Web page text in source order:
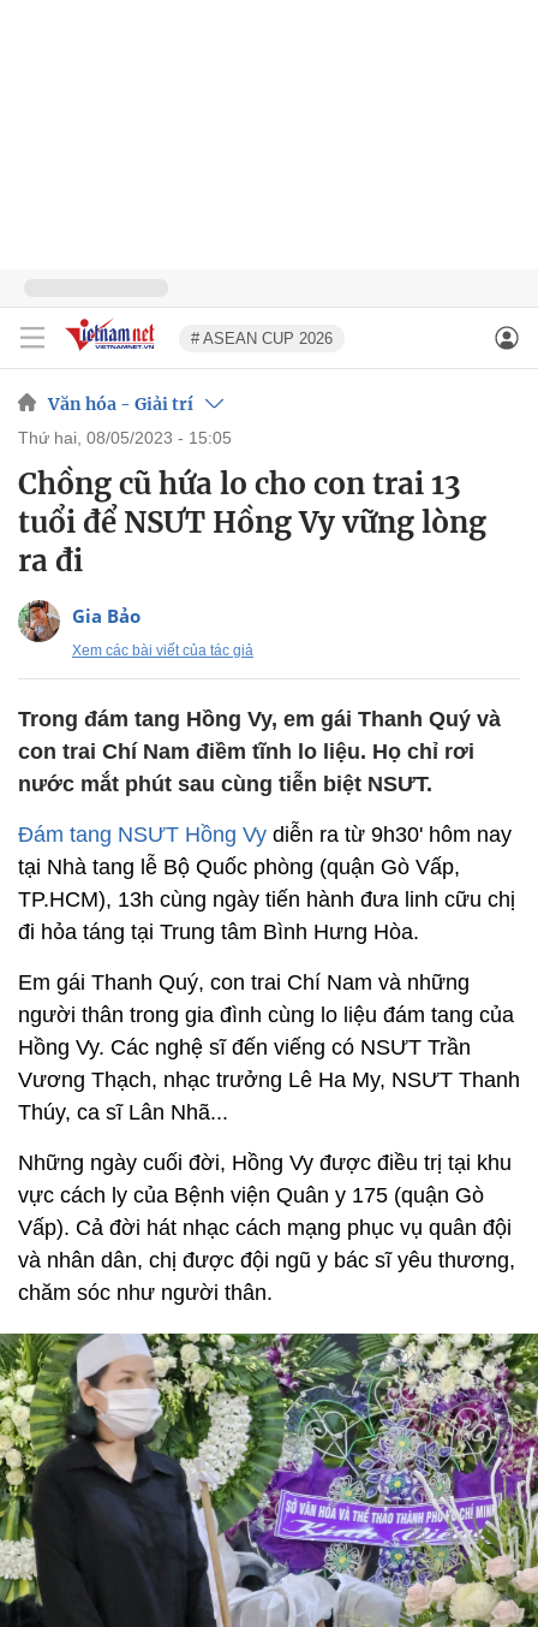
# ASEAN CUP 2026
Văn hóa - Giải trí
thứ hai, 08/05/2023 - 15:05
Chồng cũ hứa lo cho con trai 13
tuổi để NSƯT Hồng Vy vững lòng
ra đi
Gia Bảo
Xem các bài viết của tác giả
Trong đám tang Hồng Vy, em gái Thanh Quý và
con trai Chí Nam điềm tĩnh lo liệu. Họ chỉ rơi
nước mắt phút sau cùng tiễn biệt NSƯT.
Đám tang NSƯT Hồng Vy diễn ra từ 9h30' hôm nay
tại Nhà tang lễ Bộ Quốc phòng (quận Gò Vấp,
TP.HCM), 13h cùng ngày tiến hành đưa linh cữu chị
đi hỏa táng tại Trung tâm Bình Hưng Hòa.
Em gái Thanh Quý, con trai Chí Nam và những
người thân trong gia đình cùng lo liệu đám tang của
Hồng Vy. Các nghệ sĩ đến viếng có NSƯT Trần
Vương Thạch, nhạc trưởng Lê Ha My, NSƯT Thanh
Thúy, ca sĩ Lân Nhã...
Những ngày cuối đời, Hồng Vy được điều trị tại khu
vực cách ly của Bệnh viện Quân y 175 (quận Gò
Vấp). Cả đời hát nhạc cách mạng phục vụ quân đội
và nhân dân, chị được đội ngũ y bác sĩ yêu thương,
chăm sóc như người thân.